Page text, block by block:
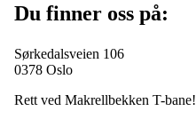
Du finner oss på:
Sørkedalsveien 106
0378 Oslo
Rett ved Makrellbekken T-bane!